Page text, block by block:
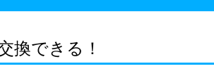
換できる！